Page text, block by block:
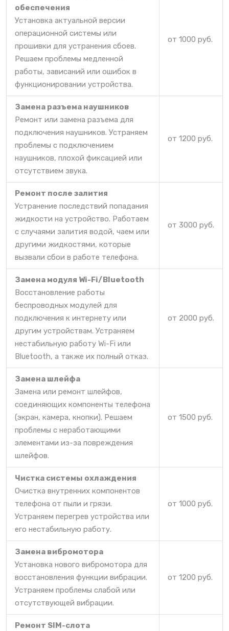
обеспечения
Установка актуальной версии
операционной системы или
прошивки для устранения сбоев.
Решаем проблемы медленной
работы, зависаний или ошибок в
функционировании устройства.
от 1000 руб.
Замена разъема наушников
Ремонт или замена разъема для
подключения наушников. Устраняем
проблемы с подключением
наушников, плохой фиксацией или
отсутствием звука.
от 1200 руб.
Ремонт после залития
Устранение последствий попадания
жидкости на устройство. Работаем
с случаями залития водой, чаем или
другими жидкостями, которые
вызвали сбои в работе телефона.
от 3000 руб.
Замена модуля Wi-Fi/Bluetooth
Восстановление работы
беспроводных модулей для
подключения к интернету или
другим устройствам. Устраняем
нестабильную работу Wi-Fi или
Bluetooth, а также их полный отказ.
от 2000 руб.
Замена шлейфа
Замена или ремонт шлейфов,
соединяющих компоненты телефона
(экран, камера, кнопки). Решаем
проблемы с неработающими
элементами из-за повреждения
шлейфов.
от 1500 руб.
Чистка системы охлаждения
Очистка внутренних компонентов
телефона от пыли и грязи.
Устраняем перегрев устройства или
его нестабильную работу.
от 1000 руб.
Замена вибромотора
Установка нового вибромотора для
восстановления функции вибрации.
Устраняем проблемы слабой или
отсутствующей вибрации.
от 1200 руб.
Ремонт SIM-слота